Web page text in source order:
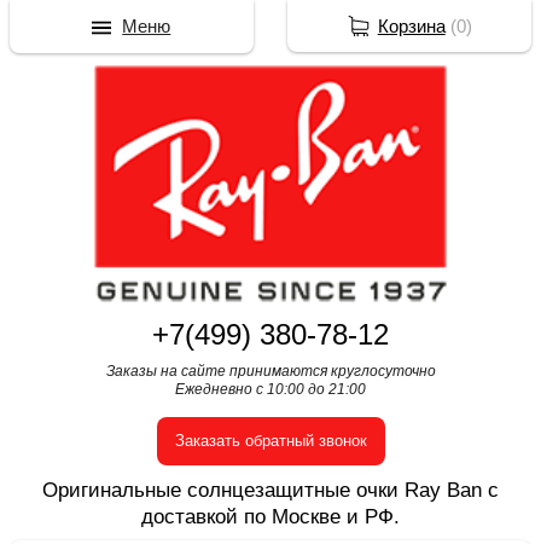
+7(499) 380-78-12
Заказы на сайте принимаются круглосуточно
Ежедневно с 10:00 до 21:00
Заказать обратный звонок
Оригинальные солнцезащитные очки Ray Ban с
доставкой по Москве и РФ.
Корзина(0)
Меню